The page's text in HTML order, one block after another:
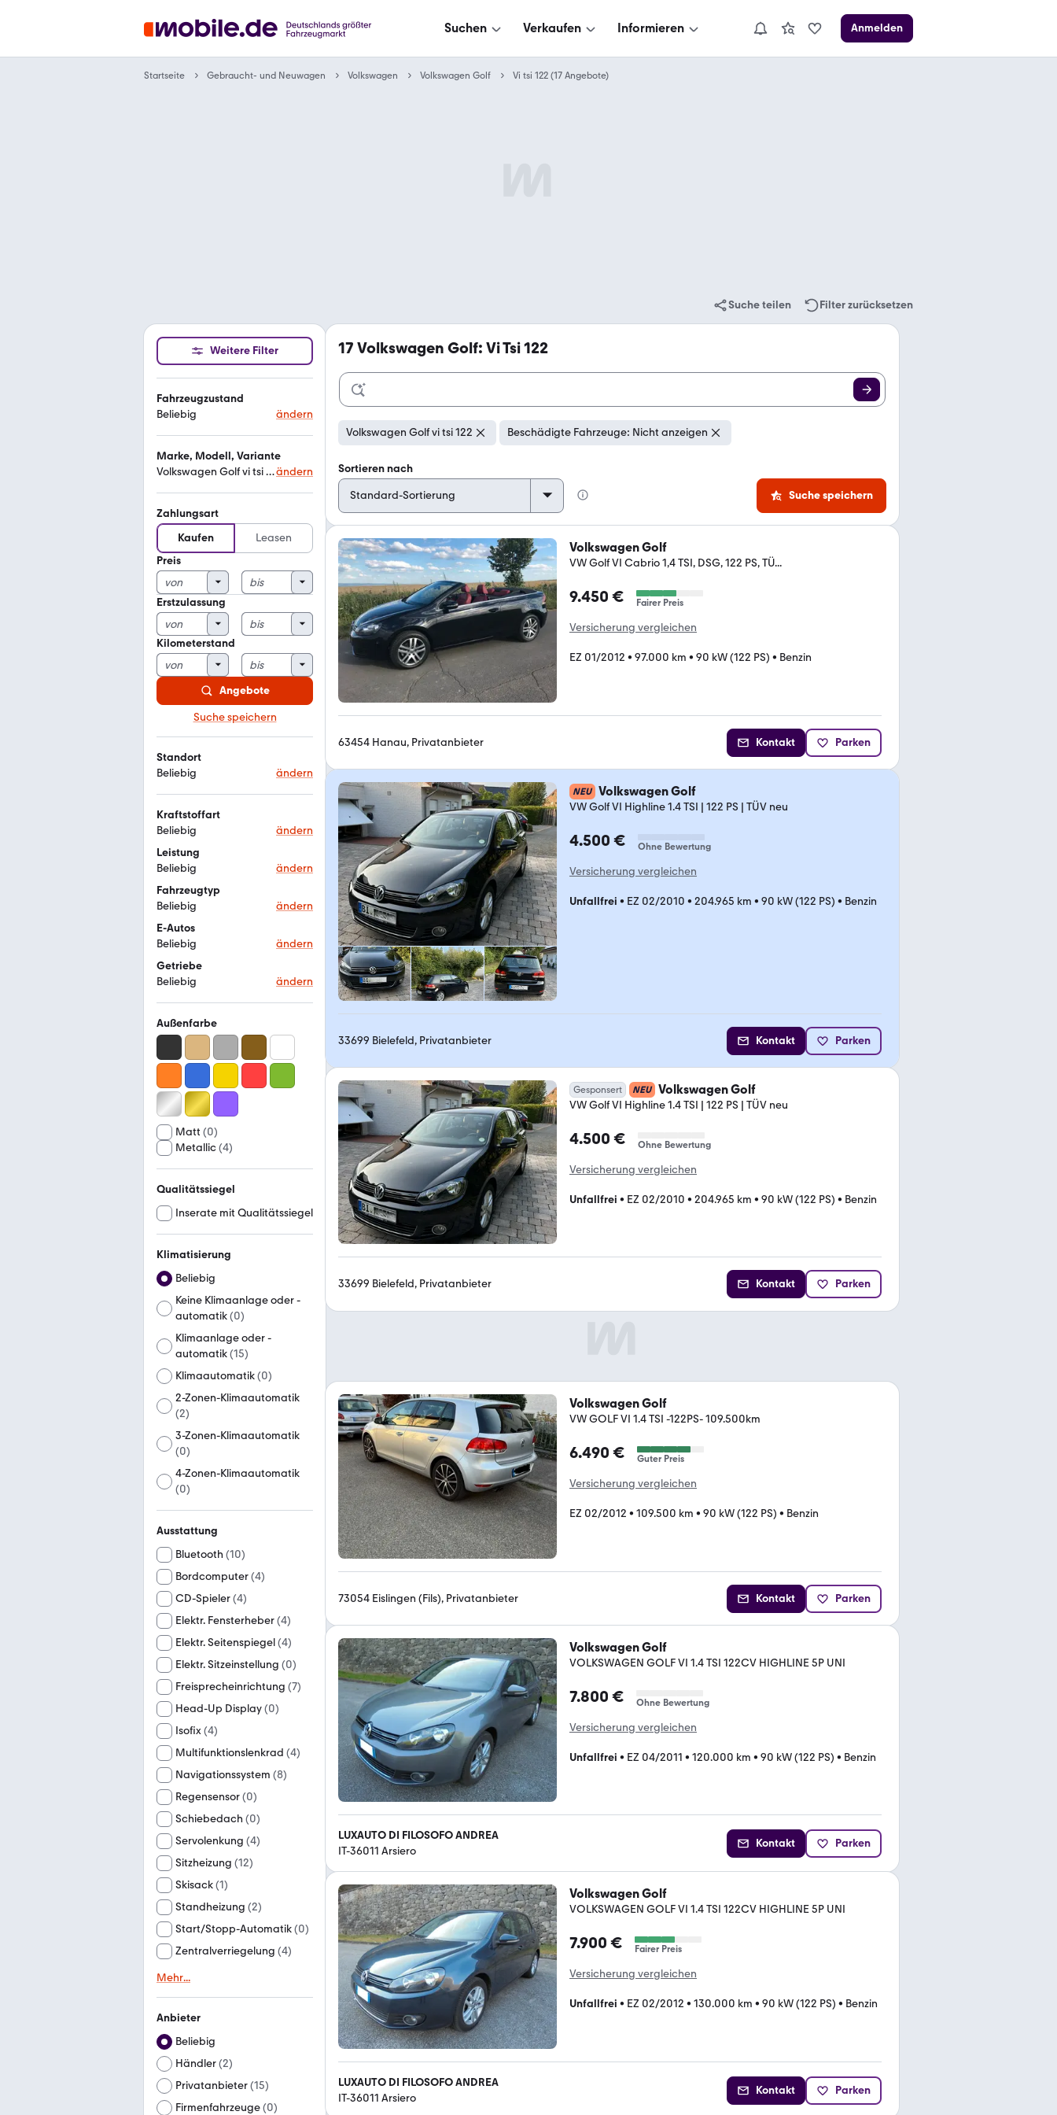
Suchen Verkaufen Informieren Anmelden
Startseite Gebraucht- und Neuwagen Volkswagen Volkswagen Golf Vi tsi 122 (17 Angebote)
Suche teilen Filter zurücksetzen
Weitere Filter
Fahrzeugzustand
Beliebig
ändern
Marke, Modell, Variante
Volkswagen Golf vi tsi 122ändern
Zahlungsart
Kaufen
Leasen
Preis
Erstzulassung
Kilometerstand
Angebote
Suche speichern
Standort
Beliebig
ändern
Kraftstoffart
Beliebig
ändern
Leistung
Beliebig
ändern
Fahrzeugtyp
Beliebig
ändern
E-Autos
Beliebig
ändern
Getriebe
Beliebig
ändern
Außenfarbe
Matt (0)
Metallic(4)
Qualitätssiegel
Inserate mit Qualitätssiegel
Klimatisierung
Beliebig
Keine Klimaanlage oder -
automatik(0)
Klimaanlage oder -
automatik(15)
Klimaautomatik(0)
2-Zonen-Klimaautomatik
(2)
3-Zonen-Klimaautomatik
(0)
4-Zonen-Klimaautomatik
(0)
Ausstattung
Bluetooth (10)
Bordcomputer(4)
CD-Spieler(4)
Elektr. Fensterheber(4)
Elektr. Seitenspiegel(4)
Elektr. Sitzeinstellung (0)
Freisprecheinrichtung (7)
Head-Up Display(0)
Isofix(4)
Multifunktionslenkrad (4)
Navigationssystem (8)
Regensensor(0)
Schiebedach (0)
Servolenkung (4)
Sitzheizung (12)
Skisack(1)
Standheizung (2)
Start/Stopp-Automatik(0)
Zentralverriegelung (4)
Mehr...
Anbieter
Beliebig
Händler(2)
Privatanbieter(15)
Firmenfahrzeuge(0)
17 Volkswagen Golf: Vi Tsi 122
Volkswagen Golf vi tsi 122 Beschädigte Fahrzeuge: Nicht anzeigen
Sortieren nach
Suche speichern
Volkswagen Golf
VW Golf VI Cabrio 1,4 TSI, DSG, 122 PS, TÜ...
9.450 € Fairer Preis
Versicherung vergleichen
EZ 01/2012 • 97.000 km • 90 kW (122 PS) • Benzin
63454 Hanau, Privatanbieter Kontakt Parken
NEU Volkswagen Golf
VW Golf VI Highline 1.4 TSI | 122 PS | TÜV neu
4.500 € Ohne Bewertung
Versicherung vergleichen
Unfallfrei • EZ 02/2010 • 204.965 km • 90 kW (122 PS) • Benzin
33699 Bielefeld, Privatanbieter Kontakt Parken
Gesponsert NEU Volkswagen Golf
VW Golf VI Highline 1.4 TSI | 122 PS | TÜV neu
4.500 € Ohne Bewertung
Versicherung vergleichen
Unfallfrei • EZ 02/2010 • 204.965 km • 90 kW (122 PS) • Benzin
33699 Bielefeld, Privatanbieter Kontakt Parken
Volkswagen Golf
VW GOLF VI 1.4 TSI -122PS- 109.500km
6.490 € Guter Preis
Versicherung vergleichen
EZ 02/2012 • 109.500 km • 90 kW (122 PS) • Benzin
73054 Eislingen (Fils), Privatanbieter Kontakt Parken
Volkswagen Golf
VOLKSWAGEN GOLF VI 1.4 TSI 122CV HIGHLINE 5P UNI
7.800 € Ohne Bewertung
Versicherung vergleichen
Unfallfrei • EZ 04/2011 • 120.000 km • 90 kW (122 PS) • Benzin
LUXAUTO DI FILOSOFO ANDREA
IT-36011 Arsiero
Kontakt Parken
Volkswagen Golf
VOLKSWAGEN GOLF VI 1.4 TSI 122CV HIGHLINE 5P UNI
7.900 € Fairer Preis
Versicherung vergleichen
Unfallfrei • EZ 02/2012 • 130.000 km • 90 kW (122 PS) • Benzin
LUXAUTO DI FILOSOFO ANDREA
IT-36011 Arsiero
Kontakt Parken